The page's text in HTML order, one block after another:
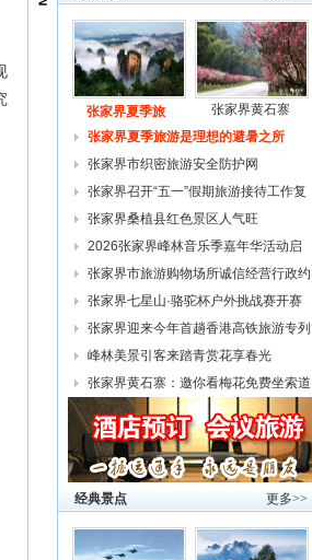
张家界夏季旅
张家界黄石寨
张家界夏季旅游是理想的避暑之所
张家界市织密旅游安全防护网
张家界召开“五一”假期旅游接待工作复
张家界桑植县红色景区人气旺
2026张家界峰林音乐季嘉年华活动启
幕
张家界市旅游购物场所诚信经营行政约
谈
张家界七星山·骆驼杯户外挑战赛开赛
张家界迎来今年首趟香港高铁旅游专列
峰林美景引客来踏青赏花享春光
张家界黄石寨：邀你看梅花免费坐索道
更多>>
经典景点